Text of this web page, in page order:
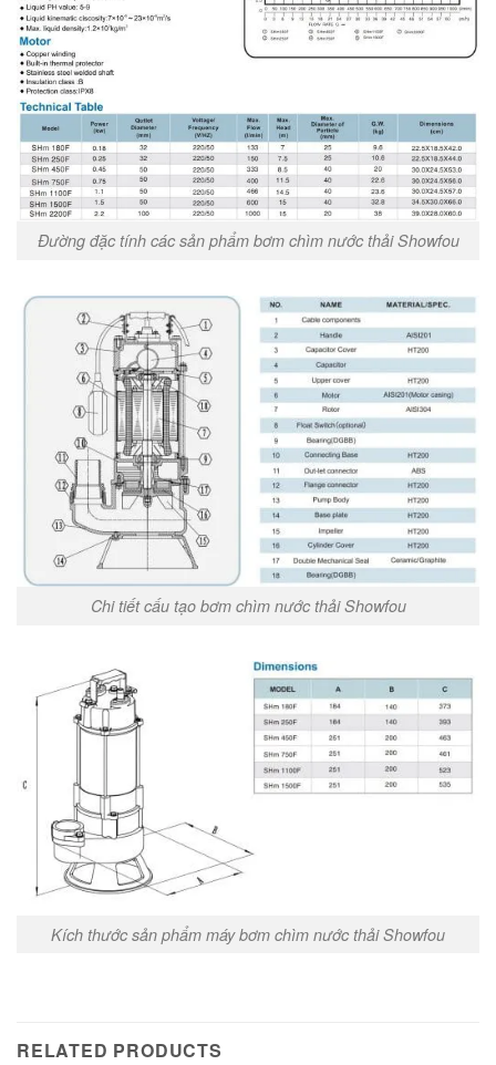
Đường đặc tính các sản phẩm bơm chìm nước thải Showfou
Chi tiết cấu tạo bơm chìm nước thải Showfou
Kích thước sản phẩm máy bơm chìm nước thải Showfou
RELATED PRODUCTS